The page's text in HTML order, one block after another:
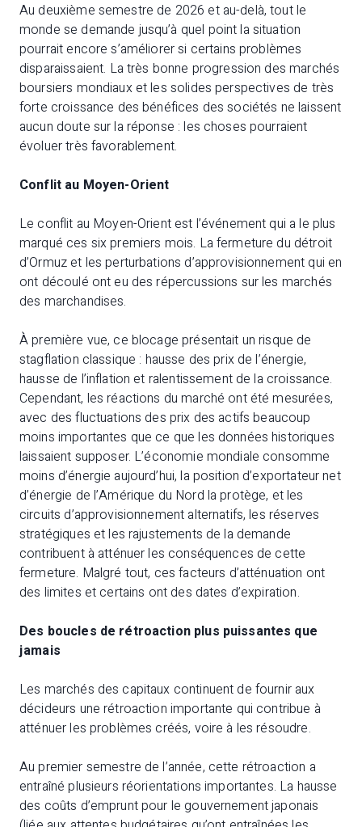
Au deuxième semestre de 2026 et au-delà, tout le
monde se demande jusqu’à quel point la situation
pourrait encore s’améliorer si certains problèmes
disparaissaient. La très bonne progression des marchés
boursiers mondiaux et les solides perspectives de très
forte croissance des bénéfices des sociétés ne laissent
aucun doute sur la réponse : les choses pourraient
évoluer très favorablement.
Conflit au Moyen-Orient
Le conflit au Moyen-Orient est l’événement qui a le plus
marqué ces six premiers mois. La fermeture du détroit
d’Ormuz et les perturbations d’approvisionnement qui en
ont découlé ont eu des répercussions sur les marchés
des marchandises.
À première vue, ce blocage présentait un risque de
stagflation classique : hausse des prix de l’énergie,
hausse de l’inflation et ralentissement de la croissance.
Cependant, les réactions du marché ont été mesurées,
avec des fluctuations des prix des actifs beaucoup
moins importantes que ce que les données historiques
laissaient supposer. L’économie mondiale consomme
moins d’énergie aujourd’hui, la position d’exportateur net
d’énergie de l’Amérique du Nord la protège, et les
circuits d’approvisionnement alternatifs, les réserves
stratégiques et les rajustements de la demande
contribuent à atténuer les conséquences de cette
fermeture. Malgré tout, ces facteurs d’atténuation ont
des limites et certains ont des dates d’expiration.
Des boucles de rétroaction plus puissantes que
jamais
Les marchés des capitaux continuent de fournir aux
décideurs une rétroaction importante qui contribue à
atténuer les problèmes créés, voire à les résoudre.
Au premier semestre de l’année, cette rétroaction a
entraîné plusieurs réorientations importantes. La hausse
des coûts d’emprunt pour le gouvernement japonais